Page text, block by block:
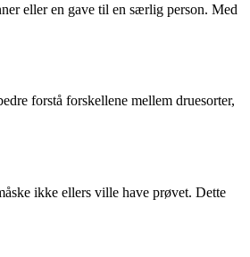
eller en gave til en særlig person. Med
forstå forskellene mellem druesorter,
ikke ellers ville have prøvet. Dette